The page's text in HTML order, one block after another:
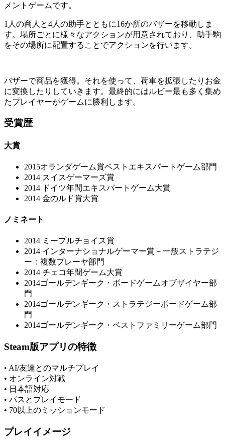
メントゲームです。
1人の商人と4人の助手とともに16か所のバザーを移動しま
す。場所ごとに様々なアクションが用意されており、助手駒
をその場所に配置することでアクションを行います。
バザーで商品を獲得。それを使って、荷車を拡張したりお金
に変換したりしていきます。最終的にはルビー最も多く集め
たプレイヤーがゲームに勝利します。
受賞歴
大賞
2015オランダゲーム賞ベストエキスパートゲーム部門
2014 スイスゲーマーズ賞
2014 ドイツ年間エキスパートゲーム大賞
2014 金のルド賞大賞
ノミネート
2014 ミープルチョイス賞
2014 インターナショナルゲーマー賞－一般ストラテジ
ー：複数プレーヤ部門
2014 チェコ年間ゲーム大賞
2014ゴールデンギーク・ボードゲームオブザイヤー部
門
2014ゴールデンギーク・ストラテジーボードゲーム部
門
2014ゴールデンギーク・ベストファミリーゲーム部門
Steam版アプリの特徴
• AI/友達とのマルチプレイ
• オンライン対戦
• 日本語対応
• パスとプレイモード
• 70以上のミッションモード
プレイイメージ